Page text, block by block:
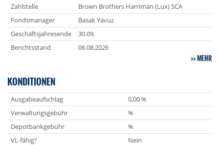
Zahlstelle
Brown Brothers Harriman (Lux) SCA
Fondsmanager
Basak Yavuz
Geschäftsjahresende
30.09.
Berichtsstand
06.08.2026
MEHR
KONDITIONEN
Ausgabeaufschlag
0,00 %
Verwaltungsgebühr
%
Depotbankgebühr
%
VL-fähig?
Nein